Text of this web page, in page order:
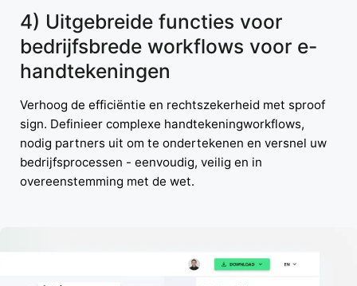
4) Uitgebreide functies voor
bedrijfsbrede workflows voor e-
handtekeningen
Verhoog de efficiëntie en rechtszekerheid met sproof
sign. Definieer complexe handtekeningworkflows,
nodig partners uit om te ondertekenen en versnel uw
bedrijfsprocessen - eenvoudig, veilig en in
overeenstemming met de wet.